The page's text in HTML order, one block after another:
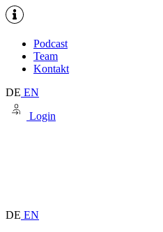
Podcast
Team
Kontakt
DE EN
Login
DE EN